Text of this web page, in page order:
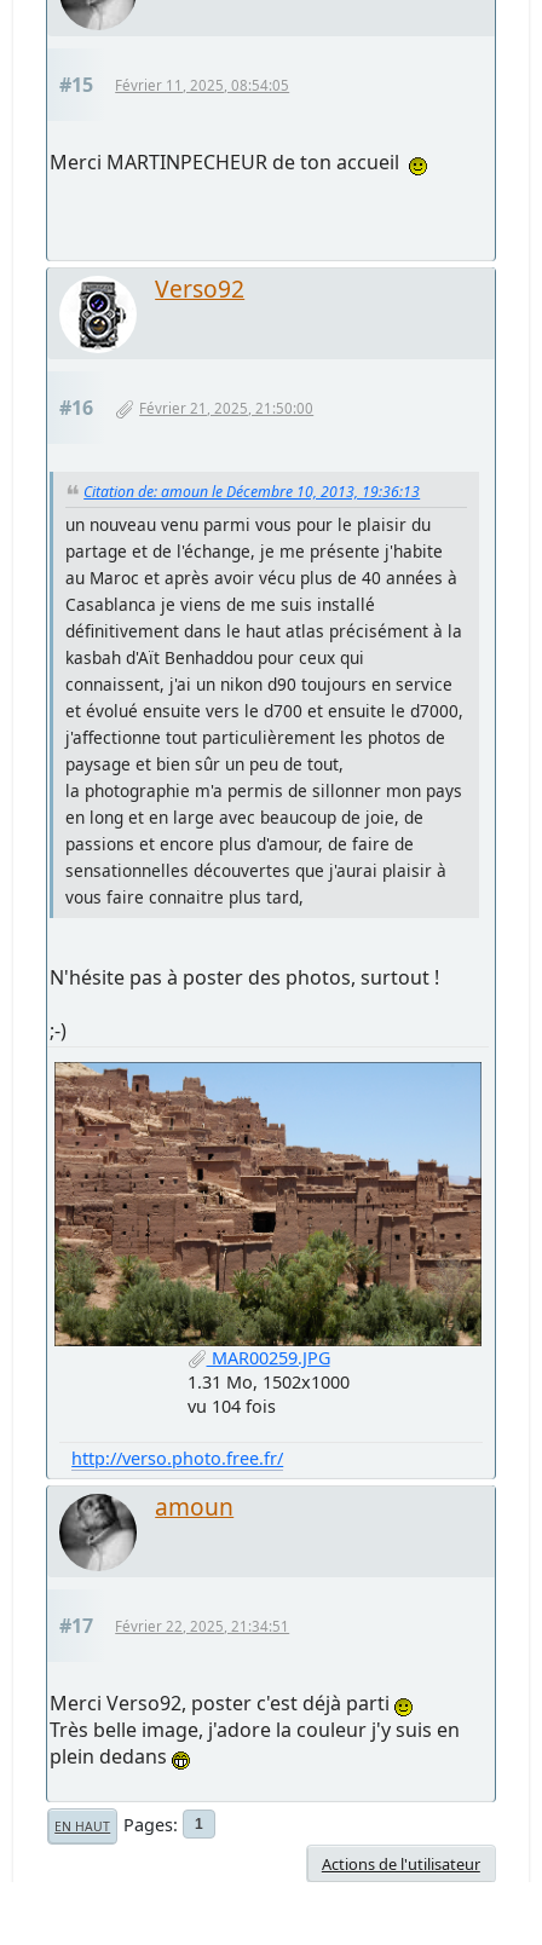
#15 Février 11, 2025, 08:54:05
Merci MARTINPECHEUR de ton accueil
Verso92
#16 Février 21, 2025, 21:50:00
Citation de: amoun le Décembre 10, 2013, 19:36:13
un nouveau venu parmi vous pour le plaisir du
partage et de l'échange, je me présente j'habite
au Maroc et après avoir vécu plus de 40 années à
Casablanca je viens de me suis installé
définitivement dans le haut atlas précisément à la
kasbah d'Aït Benhaddou pour ceux qui
connaissent, j'ai un nikon d90 toujours en service
et évolué ensuite vers le d700 et ensuite le d7000,
j'affectionne tout particulièrement les photos de
paysage et bien sûr un peu de tout,
la photographie m'a permis de sillonner mon pays
en long et en large avec beaucoup de joie, de
passions et encore plus d'amour, de faire de
sensationnelles découvertes que j'aurai plaisir à
vous faire connaitre plus tard,
N'hésite pas à poster des photos, surtout !
;-)
MAR00259.JPG
1.31 Mo, 1502x1000
vu 104 fois
http://verso.photo.free.fr/
amoun
#17 Février 22, 2025, 21:34:51
Merci Verso92, poster c'est déjà parti
Très belle image, j'adore la couleur j'y suis en
plein dedans
EN HAUT Pages 1
Actions de l'utilisateur